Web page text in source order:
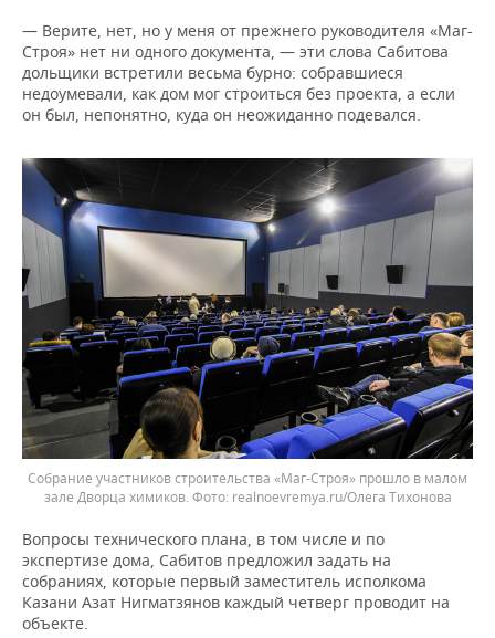
— Верите, нет, но у меня от прежнего руководителя «Маг-
Строя» нет ни одного документа, — эти слова Сабитова
дольщики встретили весьма бурно: собравшиеся
недоумевали, как дом мог строиться без проекта, а если
он был, непонятно, куда он неожиданно подевался.
Собрание участников строительства «Маг-Строя» прошло в малом
зале Дворца химиков.
realnoevremya.ru/Олега Тихонова
Вопросы технического плана, в том числе и по
экспертизе дома, Сабитов предложил задать на
собраниях, которые первый заместитель исполкома
Казани Азат Нигматзянов каждый четверг проводит на
объекте.